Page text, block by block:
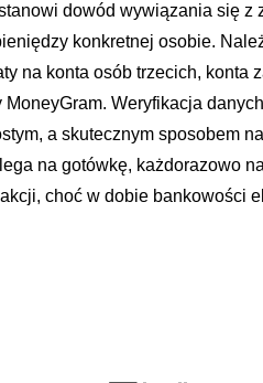
dowód wywiązania się z
konkretnej osobie.
na konta osób trzecich, konta
MoneyGram. Weryfikacja
a skutecznym sposobem
na gotówkę, każdorazowo
choć w dobie bankowości